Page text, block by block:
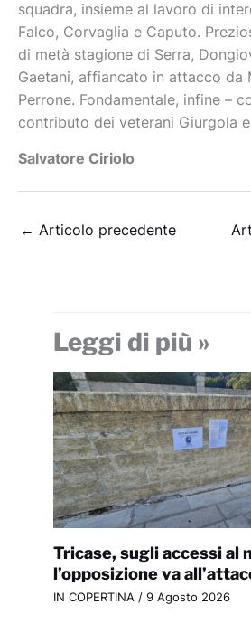
squadra, insieme al lavoro di
Falco, Corvaglia e Caputo.
di metà stagione di Serra,
Gaetani, affiancato in attacco da
Perrone. Fondamentale, infine –
contributo dei veterani Giurgola
Salvatore Ciriolo
← Articolo precedente
Leggi di più »
Tricase, sugli accessi al
l’opposizione va
IN COPERTINA/ 9 Agosto 2026